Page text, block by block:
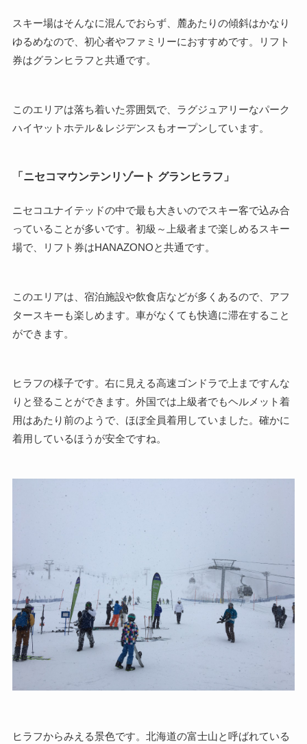
スキー場はそんなに混んでおらず、麓あたりの傾斜はかなり
ゆるめなので、初心者やファミリーにおすすめです。リフト
券はグランヒラフと共通です。
このエリアは落ち着いた雰囲気で、ラグジュアリーなパーク
ハイヤットホテル＆レジデンスもオープンしています。
「ニセコマウンテンリゾート グランヒラフ」
ニセコユナイテッドの中で最も大きいのでスキー客で込み合
っていることが多いです。初級～上級者まで楽しめるスキー
場で、リフト券はHANAZONOと共通です。
このエリアは、宿泊施設や飲食店などが多くあるので、アフ
タースキーも楽しめます。車がなくても快適に滞在すること
ができます。
ヒラフの様子です。右に見える高速ゴンドラで上まですんな
りと登ることができます。外国では上級者でもヘルメット着
用はあたり前のようで、ほぼ全員着用していました。確かに
着用しているほうが安全ですね。
ヒラフからみえる景色です。北海道の富士山と呼ばれている